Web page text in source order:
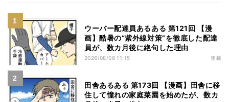
ウーバー配達員あるある 第121回 【漫
画】酷暑の“紫外線対策”を徹底した配達
員が、数カ月後に絶句した理由
2026/08/08 11:15 連載
田舎あるある 第173回 【漫画】田舎に移
住して憧れの家庭菜園を始めたが、数カ